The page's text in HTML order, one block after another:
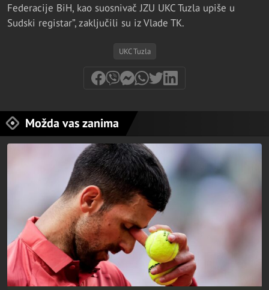
Federacije BiH, kao suosnivač JZU UKC Tuzla upiše u
Sudski registar”, zaključili su iz Vlade TK.
UKC Tuzla
Možda vas zanima